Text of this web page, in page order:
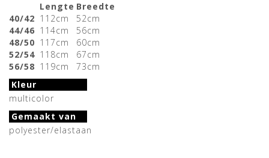
Lengte Breedte
40/42 112cm
52cm
44/46 114cm
56cm
48/50 117cm
60cm
52/54 118cm
67cm
56/58 119cm
73cm
Kleur
multicolor
Gemaakt van
polyester/elastaan